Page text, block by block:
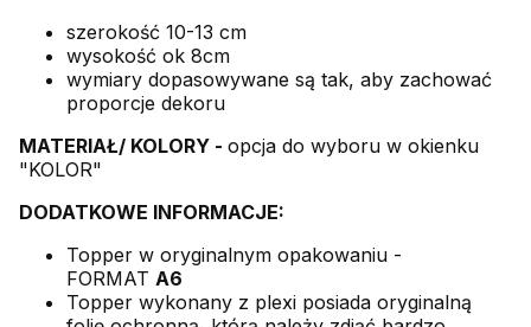
szerokość 10-13 cm
wysokość ok 8cm
wymiary dopasowywane są tak, aby zachować
proporcje dekoru
MATERIAŁ/ KOLORY - opcja do wyboru w okienku
"KOLOR"
DODATKOWE INFORMACJE:
Topper w oryginalnym opakowaniu -
FORMAT A6
Topper wykonany z plexi posiada oryginalną